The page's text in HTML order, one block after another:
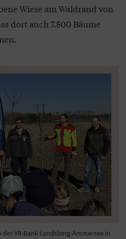
Wiese am Waldrand von
dort auch 7.500 Bäume
VR-Bank Landsberg-Ammersee in